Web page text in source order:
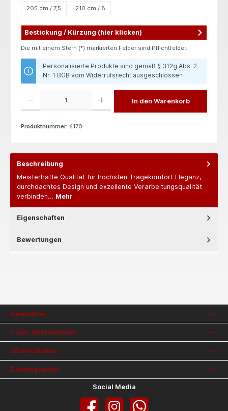
205 cm / 7,5 210 cm / 8
Bestickung / Kürzung (hier klicken)
Die mit einem Stern (*) markierten Felder sind Pflichtfelder.
Personalisierte Produkte sind gemäß § 312g Abs. 2
Nr. 1 BGB vom Widerrufsrecht ausgeschlossen
In den Warenkorb
Produktnummer: 6170
Beschreibung
Meisterhafte Qualität für höchsten Tragekomfort Eleganz,
durchdachtes Design und exzellente Verarbeitungsqualität
verbinden… Mehr
Eigenschaften
Bewertungen
Newsletter
Unser Unternehmen
Informationen
Zahlungsarten
Social Media